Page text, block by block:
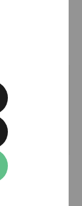
GUSTAAF